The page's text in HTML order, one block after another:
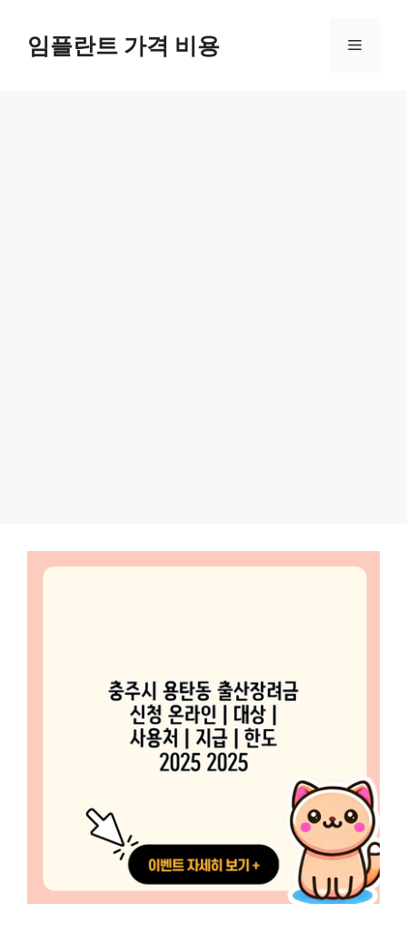
content임플란트 가격 비용 Menu